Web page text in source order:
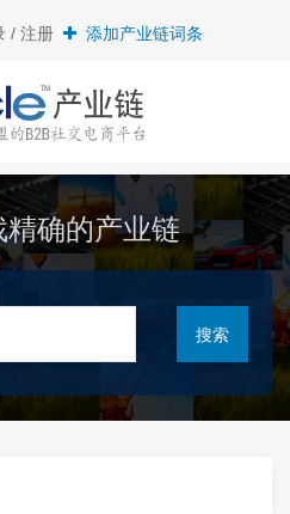
/ 注册 添加产业链词条
确的产业链
搜索